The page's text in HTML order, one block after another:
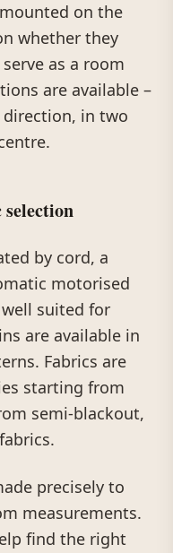
on the
whether they
as a room
are available –
direction, in two
by cord, a
motorised
suited for
are available in
Fabrics are
starting from
semi-blackout,
precisely to
measurements.
find the right